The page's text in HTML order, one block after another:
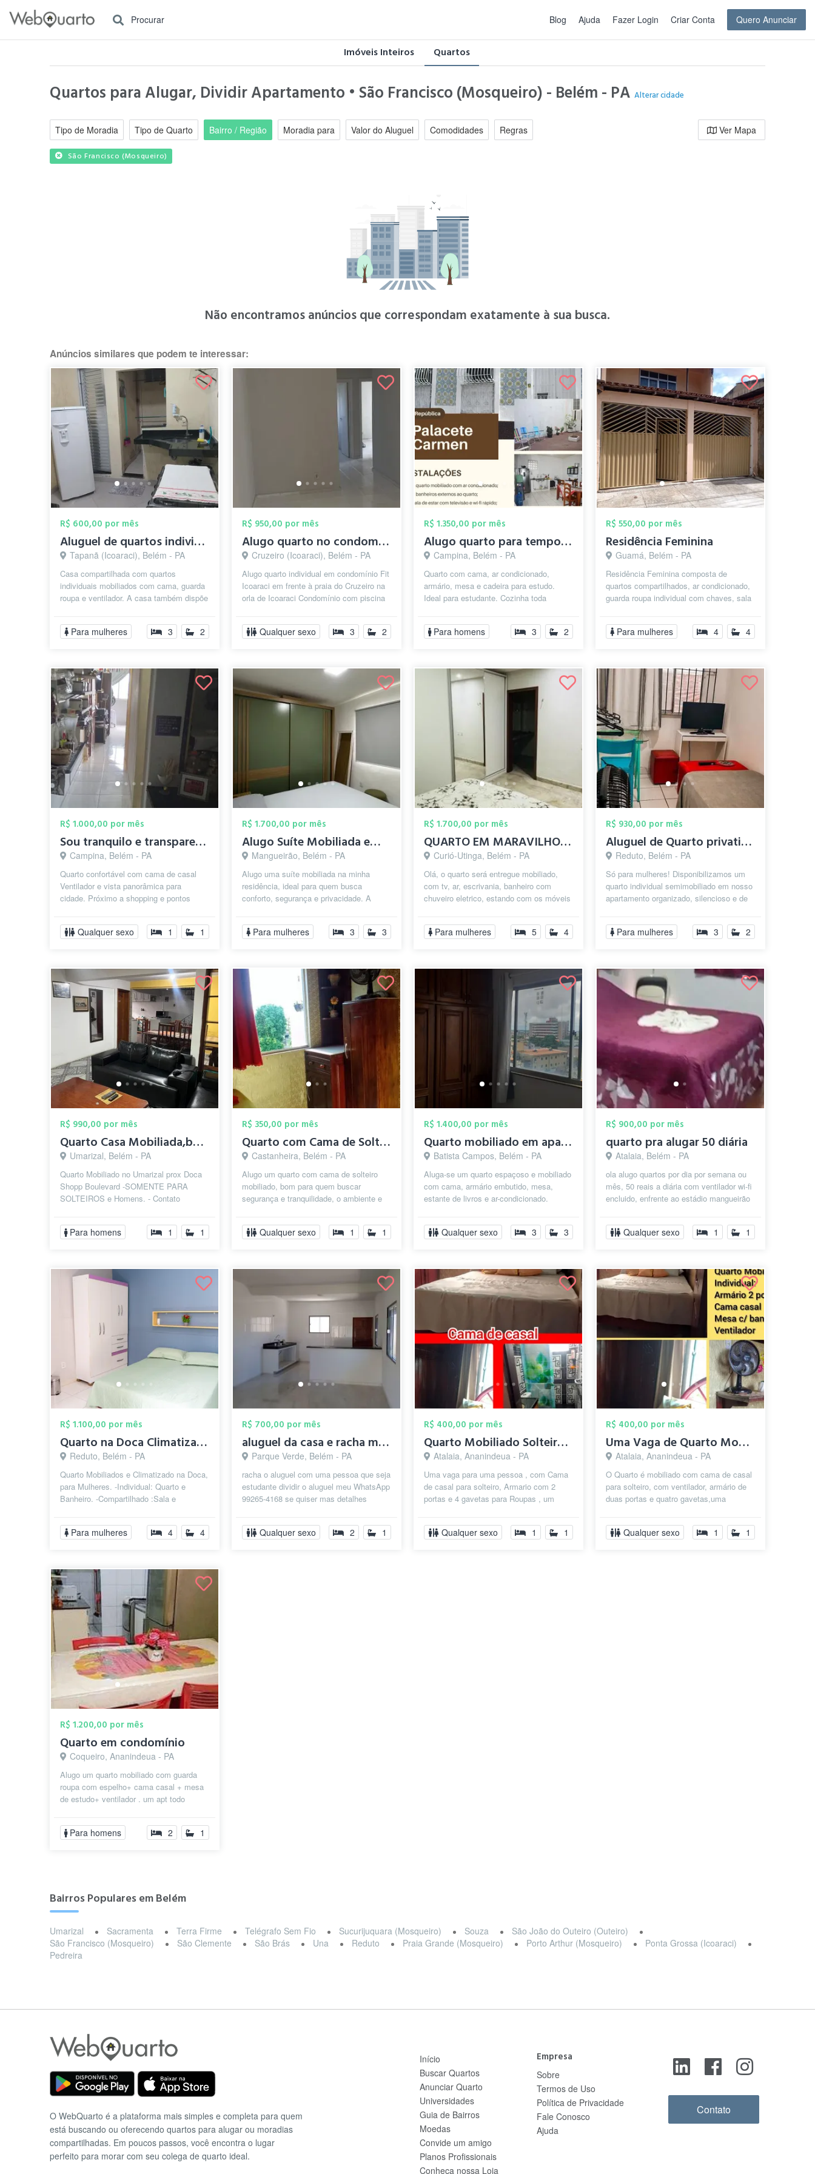
Procurar Blog Ajuda Fazer Login Criar Conta Quero Anunciar
Imóveis Inteiros Quartos
Quartos para Alugar, Dividir Apartamento • São Francisco (Mosqueiro) - Belém - PAAlterar cidade
Tipo de Moradia Tipo de Quarto Bairro / Região Moradia para Valor do Aluguel Comodidades Regras Ver Mapa
São Francisco (Mosqueiro)
Não encontramos anúncios que correspondam exatamente à sua busca.
Anúncios similares que podem te interessar:
R$ 600,00 por mês
Aluguel de quartos individuais para mulh...
Tapanã (Icoaraci), Belém - PA
Casa compartilhada com quartos
individuais mobiliados com cama, guarda
roupa e ventilador. A casa também dispõe
Para mulheres 3 2
R$ 950,00 por mês
Alugo quarto no condomínio Fit Icoaraci
Cruzeiro (Icoaraci), Belém - PA
Alugo quarto individual em condomínio Fit
Icoaraci em frente à praia do Cruzeiro na
orla de Icoaraci Condomínio com piscina
Qualquer sexo 3 2
R$ 1.350,00 por mês
Alugo quarto para temporada
Campina, Belém - PA
Quarto com cama, ar condicionado,
armário, mesa e cadeira para estudo.
Ideal para estudante. Cozinha toda
panelas, gel...
Para homens 3 2
R$ 550,00 por mês
Residência Feminina
Guamá, Belém - PA
Residência Feminina composta de
quartos compartilhados, ar condicionado,
guarda roupa individual com chaves, sala
Para mulheres 4 4
R$ 1.000,00 por mês
Sou tranquilo e transparente
Campina, Belém - PA
Quarto confortável com cama de casal
Ventilador e vista panorâmica para
cidade. Próximo a shopping e pontos
Qualquer sexo 1 1
R$ 1.700,00 por mês
Alugo Suíte Mobiliada em Condomínio Fech...
Mangueirão, Belém - PA
Alugo uma suíte mobiliada na minha
residência, ideal para quem busca
conforto, segurança e privacidade. A
Para mulheres 3 3
R$ 1.700,00 por mês
QUARTO EM MARAVILHOSA CASA NO CONJ JD IT...
Curió-Utinga, Belém - PA
Olá, o quarto será entregue mobiliado,
com tv, ar, escrivania, banheiro com
chuveiro eletrico, estando com os móveis
Para mulheres 5 4
R$ 930,00 por mês
Aluguel de Quarto privativo semimobiliad...
Reduto, Belém - PA
Só para mulheres! Disponibilizamos um
quarto individual semimobiliado em nosso
apartamento organizado, silencioso e de
Para mulheres 3 2
R$ 990,00 por mês
Quarto Casa Mobiliada,bairro Umarizal pr...
Umarizal, Belém - PA
Quarto Mobiliado no Umarizal prox Doca
Shopp Boulevard -SOMENTE PARA
SOLTEIROS e Homens. - Contato
@tatianesamfurtad...
Para homens 1 1
R$ 350,00 por mês
Quarto com Cama de Solteiro Belem-Pará
Castanheira, Belém - PA
Alugo um quarto com cama de solteiro
mobiliado, bom para quem buscar
segurança e tranquilidade, o ambiente e
Conta...
Qualquer sexo 1 1
R$ 1.400,00 por mês
Quarto mobiliado em apartamento próximo ...
Batista Campos, Belém - PA
Aluga-se um quarto espaçoso e mobiliado
com cama, armário embutido, mesa,
estante de livros e ar-condicionado.
Qualquer sexo 3 3
R$ 900,00 por mês
quarto pra alugar 50 diária
Atalaia, Belém - PA
ola alugo quartos por dia por semana ou
mês, 50 reais a diária com ventilador wi-fi
encluido, enfrente ao estádio mangueirão
Qualquer sexo 1 1
R$ 1.100,00 por mês
Quarto na Doca Climatizado Individual p/...
Reduto, Belém - PA
Quarto Mobiliados e Climatizado na Doca,
para Mulheres. -Individual: Quarto e
Banheiro. -Compartilhado :Sala e
Para mulheres 4 4
R$ 700,00 por mês
aluguel da casa e racha meu número 99265...
Parque Verde, Belém - PA
racha o aluguel com uma pessoa que seja
estudante dividir o aluguel meu WhatsApp
99265-4168 se quiser mas detalhes
Qualquer sexo 2 1
R$ 400,00 por mês
Quarto Mobiliado Solteiro-Belém /Promoçã...
Atalaia, Ananindeua - PA
Uma vaga para uma pessoa , com Cama
de casal para solteiro, Armario com 2
portas e 4 gavetas para Roupas , um
j...
Qualquer sexo 1 1
R$ 400,00 por mês
Uma Vaga de Quarto Mobiliado com cama de...
Atalaia, Ananindeua - PA
O Quarto é mobiliado com cama de casal
para solteiro, com ventilador, armário de
duas portas e quatro gavetas,uma
condom...
Qualquer sexo 1 1
R$ 1.200,00 por mês
Quarto em condomínio
Coqueiro, Ananindeua - PA
Alugo um quarto mobiliado com guarda
roupa com espelho+ cama casal + mesa
de estudo+ ventilador . um apt todo
Para homens 2 1
Bairros Populares em Belém
Umarizal Sacramenta Terra Firme Telégrafo Sem Fio Sucurijuquara (Mosqueiro) Souza
São João do Outeiro (Outeiro)
São Francisco (Mosqueiro)
São Clemente São Brás Una Reduto Praia Grande (Mosqueiro) Porto Arthur (Mosqueiro)
Ponta Grossa (Icoaraci)
Pedreira
O WebQuarto é a plataforma mais simples e completa para quem
está buscando ou oferecendo quartos para alugar ou moradias
compartilhadas. Em poucos passos, você encontra o lugar
perfeito para morar com seu colega de quarto ideal.
Início
Buscar Quartos
Anunciar Quarto
Universidades
Guia de Bairros
Moedas
Convide um amigo
Planos Profissionais
Conheça nossa Loja
Empresa
Sobre
Termos de Uso
Política de Privacidade
Fale Conosco
Ajuda
Contato